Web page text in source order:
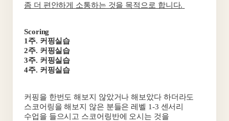
좀 더 편안하게 소통하는 것을 목적으로 합니다.
Scoring
1주. 커핑실습
2주. 커핑실습
3주. 커핑실습
4주. 커핑실습
커핑을 한번도 해보지 않았거나 해보았다 하더라도
스코어링을 해보지 않은 분들은 레벨 1-3 센서리
수업을 들으시고 스코어링반에 오시는 것을